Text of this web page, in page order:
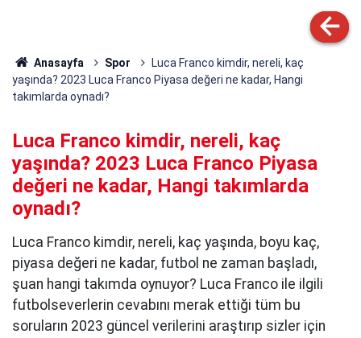
Anasayfa Spor
Luca Franco kimdir, nereli, kaç
yaşında? 2023 Luca Franco Piyasa değeri ne kadar, Hangi
takımlarda oynadı?
Luca Franco kimdir, nereli, kaç
yaşında? 2023 Luca Franco Piyasa
değeri ne kadar, Hangi takımlarda
oynadı?
Luca Franco kimdir, nereli, kaç yaşında, boyu kaç,
piyasa değeri ne kadar, futbol ne zaman başladı,
şuan hangi takımda oynuyor? Luca Franco ile ilgili
futbolseverlerin cevabını merak ettiği tüm bu
soruların 2023 güncel verilerini araştırıp sizler için